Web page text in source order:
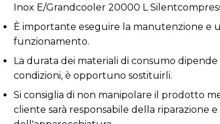
Inox E/Grandcooler 20000 L
È importante eseguire la manutenzione e
funzionamento.
La durata dei materiali di consumo
condizioni, è opportuno sostituirli.
Si consiglia di non manipolare il prodotto
cliente sarà responsabile della riparazione